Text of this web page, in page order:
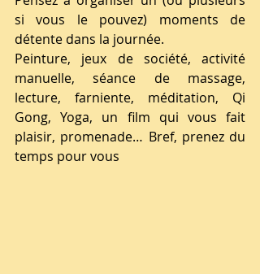
si vous le pouvez) moments de
détente dans la journée.
Peinture, jeux de société, activité
manuelle, séance de massage,
lecture, farniente, méditation, Qi
Gong, Yoga, un film qui vous fait
plaisir, promenade… Bref, prenez du
temps pour vous